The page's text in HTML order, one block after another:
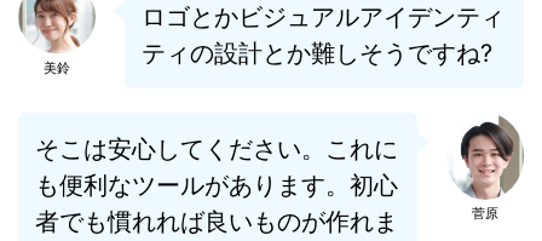
美鈴
ロゴとかビジュアルアイデンティ
ティの設計とか難しそう ですね?
菅原
そこは安心してください。これに
も便利なツールがあります。初心
者でも慣れれば良いものが作れま